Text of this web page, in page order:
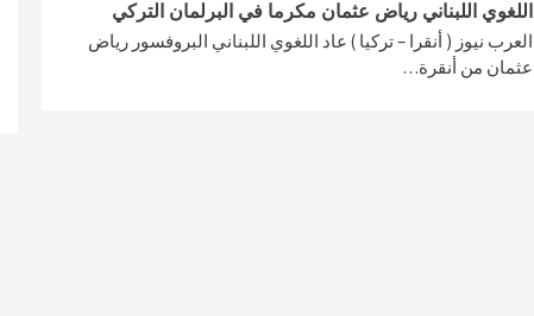
اللغوي اللبناني رياض عثمان مكرما في البرلمان التركي
العرب نيوز ( أنقرا – تركيا ) عاد اللغوي اللبناني البروفسور رياض
عثمان من أنقرة…